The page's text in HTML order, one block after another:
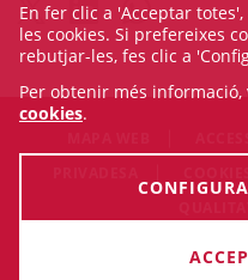
© Thu Aug 06 21:15:00
En fer clic a 'Acceptar
les cookies. Si prefereixes
rebutjar-les, fes clic a
Per obtenir més
cookies.